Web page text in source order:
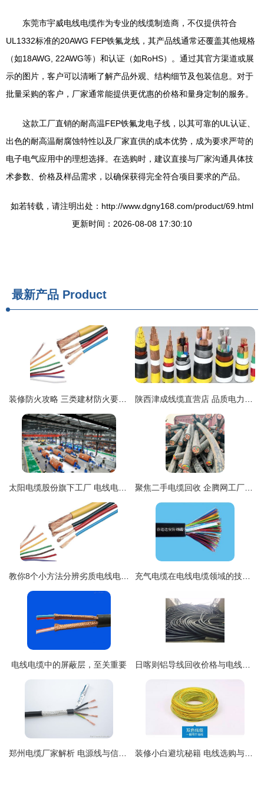
东莞市宇威电线电缆作为专业的线缆制造商，不仅提供符合
UL1332标准的20AWG FEP铁氟龙线，其产品线通常还覆盖其他规格
（如18AWG, 22AWG等）和认证（如RoHS）。通过其官方渠道或展
示的图片，客户可以清晰了解产品外观、结构细节及包装信息。对于
批量采购的客户，厂家通常能提供更优惠的价格和量身定制的服务。
这款工厂直销的耐高温FEP铁氟龙电子线，以其可靠的UL认证、
出色的耐高温耐腐蚀特性以及厂家直供的成本优势，成为要求严苛的
电子电气应用中的理想选择。在选购时，建议直接与厂家沟通具体技
术参数、价格及样品需求，以确保获得完全符合项目要求的产品。
如若转载，请注明出处：http://www.dgny168.com/product/69.html
更新时间：2026-08-08 17:30:10
最新产品 Product
电线电缆中的屏蔽层，至关重要